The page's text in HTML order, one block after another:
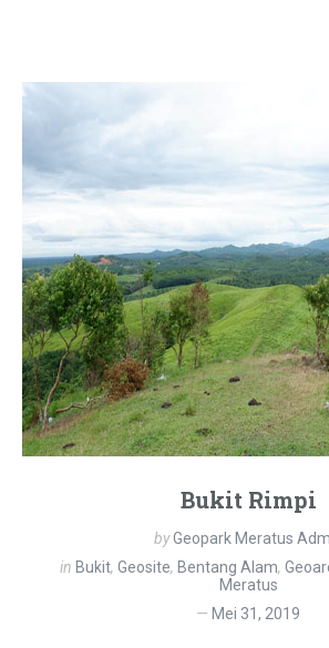
Bukit Rimpi
byGeopark Meratus
in Bukit, Geosite, Bentang Alam,
Meratus
Mei 31, 2019